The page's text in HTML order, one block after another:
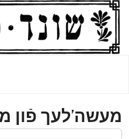
מעשה'לעך פֿון